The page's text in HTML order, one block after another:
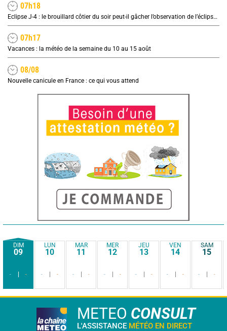
07h18
Eclipse J-4 : le brouillard côtier du soir peut-il gâcher l’observation de l’éclipse à la plage ?
07h17
Vacances : la météo de la semaine du 10 au 15 août
08/08
Nouvelle canicule en France : ce qui vous attend
DIM
09
- -
LUN
10
- -
MAR
11
- -
MER
12
- -
JEU
13
- -
VEN
14
- -
SAM
15
- -
METEO CONSULT
L'ASSISTANCE MÉTÉO EN DIRECT